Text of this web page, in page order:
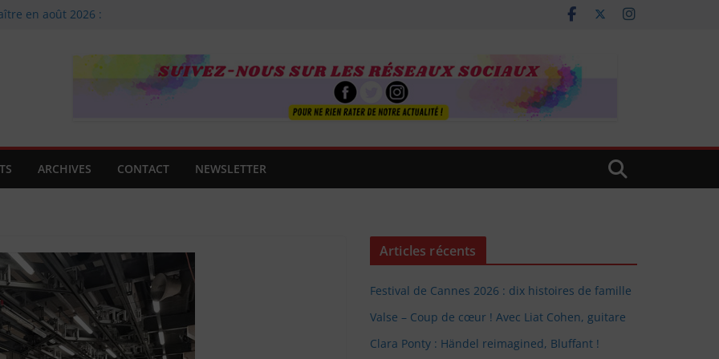
en août 2026 :
!
ARCHIVES CONTACT NEWSLETTER
Articles récents
Festival de Cannes 2026 : dix histoires de famille
Valse – Coup de cœur ! Avec Liat Cohen, guitare
Clara Ponty : Händel reimagined, Bluffant !